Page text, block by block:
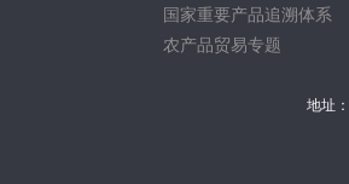
国家重要产品追溯体系
农产品贸易专题
地址